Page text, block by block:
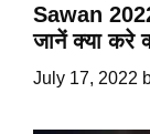
Sawan
जानें क्या करे
July 17, 2022